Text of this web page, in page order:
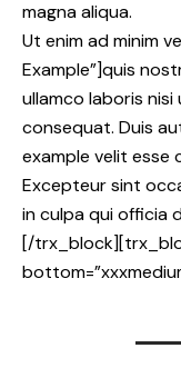
magna aliqua.
Ut enim ad minim
Example”]quis
ullamco laboris
consequat. Duis
example velit esse
Excepteur sint
in culpa qui officia
[/